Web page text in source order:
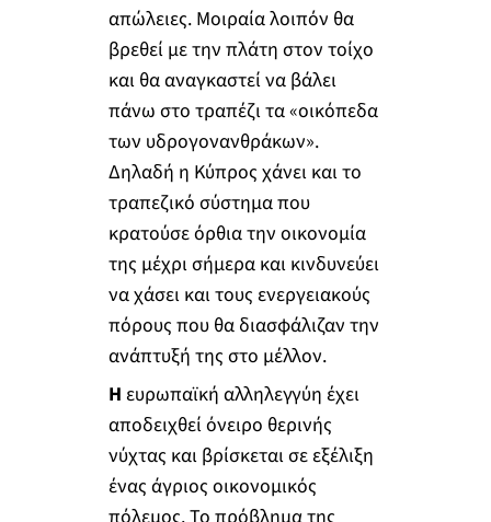
απώλειες. Μοιραία λοιπόν θα
βρεθεί με την πλάτη στον τοίχο
και θα αναγκαστεί να βάλει
πάνω στο τραπέζι τα «οικόπεδα
των υδρογονανθράκων».
Δηλαδή η Κύπρος χάνει και το
τραπεζικό σύστημα που
κρατούσε όρθια την οικονομία
της μέχρι σήμερα και κινδυνεύει
να χάσει και τους ενεργειακούς
πόρους που θα διασφάλιζαν την
ανάπτυξή της στο μέλλον.
Η ευρωπαϊκή αλληλεγγύη έχει
αποδειχθεί όνειρο θερινής
νύχτας και βρίσκεται σε εξέλιξη
ένας άγριος οικονομικός